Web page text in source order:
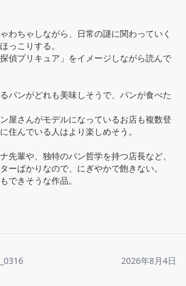
わちゃしながら、日常の謎に関わっていく
っこりする。
偵プリキュア」をイメージしながら読んで
パンがどれも美味しそうで、パンが食べた
屋さんがモデルになっているお店も複数登
住んでいる人はより楽しめそう。
先輩や、独特のパン哲学を持つ店長など、
ーばかりなので、にぎやかで飽きない。
できそうな作品。
2026年8月4日